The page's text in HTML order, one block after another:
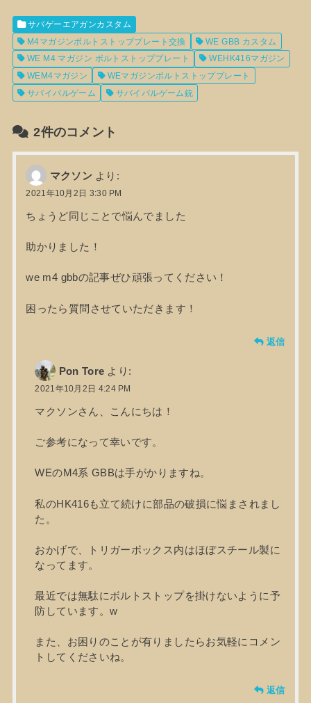
サバゲーエアガンカスタム
M4マガジンボルトストッププレート交換
WE GBB カスタム
WE M4 マガジン ボルトストッププレート
WEHK416マガジン
WEM4マガジン
WEマガジンボルトストッププレート
サバイバルゲーム
サバイバルゲーム銃
2件のコメント
マクソン より:
2021年10月2日 3:30 PM
ちょうど同じことで悩んでました
助かりました！
we m4 gbbの記事ぜひ頑張ってください！
困ったら質問させていただきます！
返信
Pon Tore より:
2021年10月2日 4:24 PM
マクソンさん、こんにちは！
ご参考になって幸いです。
WEのM4系 GBBは手がかりますね。
私のHK416も立て続けに部品の破損に悩まされまし
た。
おかげで、トリガーボックス内はほぼスチール製に
なってます。
最近では無駄にボルトストップを掛けないように予
防しています。w
また、お困りのことが有りましたらお気軽にコメン
トしてくださいね。
返信